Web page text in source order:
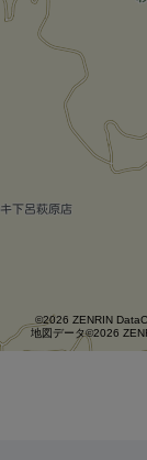
©2026 ZENRIN
地図データ©2026